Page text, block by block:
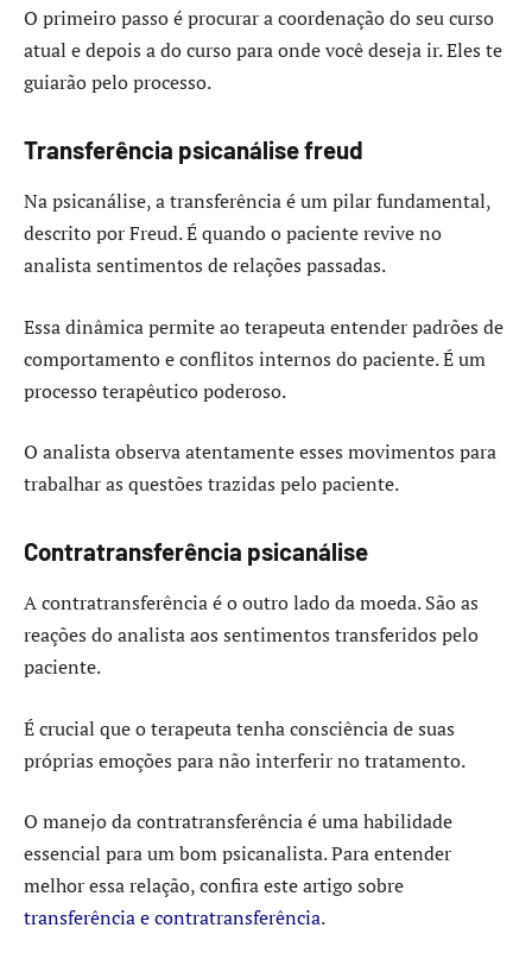
O primeiro passo é procurar a coordenação do seu curso
atual e depois a do curso para onde você deseja ir. Eles te
guiarão pelo processo.
Transferência psicanálise freud
Na psicanálise, a transferência é um pilar fundamental,
descrito por Freud. É quando o paciente revive no
analista sentimentos de relações passadas.
Essa dinâmica permite ao terapeuta entender padrões de
comportamento e conflitos internos do paciente. É um
processo terapêutico poderoso.
O analista observa atentamente esses movimentos para
trabalhar as questões trazidas pelo paciente.
Contratransferência psicanálise
A contratransferência é o outro lado da moeda. São as
reações do analista aos sentimentos transferidos pelo
paciente.
É crucial que o terapeuta tenha consciência de suas
próprias emoções para não interferir no tratamento.
O manejo da contratransferência é uma habilidade
essencial para um bom psicanalista. Para entender
melhor essa relação, confira este artigo sobre
transferência e contratransferência.